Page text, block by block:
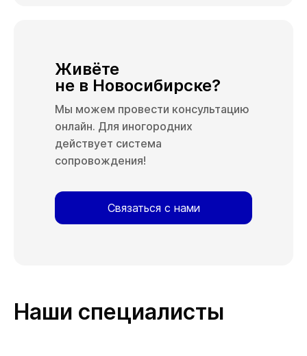
Живёте
не в Новосибирске?
Мы можем провести консультацию
онлайн. Для иногородних
действует система
сопровождения!
Связаться с нами
Наши специалисты